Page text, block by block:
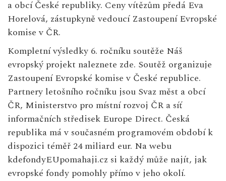
a obcí České republiky. Ceny vítězům předá Eva
Horelová, zástupkyně vedoucí Zastoupení Evropské
komise v ČR.
Kompletní výsledky 6. ročníku soutěže Náš
evropský projekt naleznete zde. Soutěž organizuje
Zastoupení Evropské komise v České republice.
Partnery letošního ročníku jsou Svaz měst a obcí
ČR, Ministerstvo pro místní rozvoj ČR a síť
informačních středisek Europe Direct. Česká
republika má v současném programovém období k
dispozici téměř 24 miliard eur. Na webu
kdefondyEUpomahaji.cz si každý může najít, jak
evropské fondy pomohly přímo v jeho okolí.